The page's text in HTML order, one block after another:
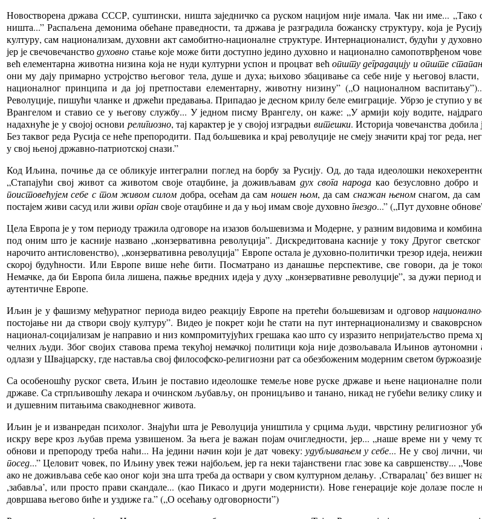
Новостворена држава СССР, суштински, ништа заједничко са руском нацијом није имала. Чак ни име... „Тако
ништа...” Распаљена демонима обећане праведности, та држава је разградила божанску структуру, која је
културу, сам национализам, духовни акт самобитно-националне структуре. Интернационалист, будући у
јер је свечовечанстводуховно стање које може бити доступно једино духовно и национално самопотврђеном
већ елементарна животна низина која не нуди културни успон и процват већопшту деградацију и опште
они му дају примарно устројство његовог тела, душе и духа; њихово збацивање са себе није у његовој
националног принципа и да јој претпостави елементарну, животну низину” („О националном
Револуције, пишући чланке и држећи предавања. Припадао је десном крилу беле емиграције. Убрзо је ступио
Врангелом и ставио се у његову службу... У једном писму Врангелу, он каже: „У армији коју водите,
надахнуће је у својој основи религиозно, тај карактер је у својој изградњи витешки. Историја човечанства
Без таквог реда Русија се неће препородити. Пад бољшевика и крај револуције не смеју значити крај тог реда,
у свој њеној државно-патриотској снази.”
Код Иљина, почиње да се обликује интегрални поглед на борбу за Русију. Од, до тада идеолошки
„Стапајући свој живот са животом своје отаџбине, ја доживљавамдух свога народа као безусловно добро и
поистовећујем себе с том живом силом добра, осећам да сам ношен њом, да сам снажан њеномснагом, да
постајем живи сасуд или живи органсвоје отаџбине и да у њој имам своје духовногнездо...” („Пут духовне
Цела Европа је у том периоду тражила одговоре на изазов бољшевизма и Модерне, у разним видовима и
под оним што је касније названо „конзервативна револуција”. Дискредитована касније у току Другог
нарочито антисловенство), „конзервативна револуција” Европе остала је духовно-политички трезор идеја,
скорој будућности. Или Европе више неће бити. Посматрано из данашње перспективе, све говори, да је
Немачке, да би Европа била лишена, пажње вредних идеја у духу „конзервативне револуције”, за дужи
аутентичне Европе.
Иљин је у фашизму међуратног периода видео реакцију Европе на претећи бољшевизам и одговор
постојање ни да створи своју културу”. Видео је покрет који ће стати на пут интернационализму и
национал-социјализам је направио и низ компромитујућих грешака као што су изразито непријатељство према
челних људи. Због својих ставова према текућој немачкој политици која није дозвољавала Иљинов
одлази у Швајцарску, где наставља свој философско-религиозни рат са обезбоженим модерним светом
Са особеношћу руског света, Иљин је поставио идеолошке темеље нове руске државе и њене националне
државе. Са стрпљивошћу лекара и очинском љубављу, он проницљиво и танано, никад не губећи велику слику
и душевним питањима свакодневног живота.
Иљин је и изванредан психолог. Знајући шта је Револуција уништила у срцима људи, чврстину религиозног
искру вере кроз љубав према узвишеном. За њега је важан појам очигледности, јер... „наше време ни у чему
обнови и препороду треба наћи... На једини начин који је дат човеку: удубљивањем у себе... Не у свој лични,
посед...” Целовит човек, по Иљину увек тежи најбољем, јер га неки тајанствени глас зове ка савршенству...
ако не доживљава себе као оног који зна шта треба да оствари у свом културном делању. ,Стваралац’ без вишег
,забавља’, или просто прави скандале... (као Пикасо и други модернисти). Нове генерације које долазе
довршава његово биће и уздиже га.” („О осећању одговорности”)